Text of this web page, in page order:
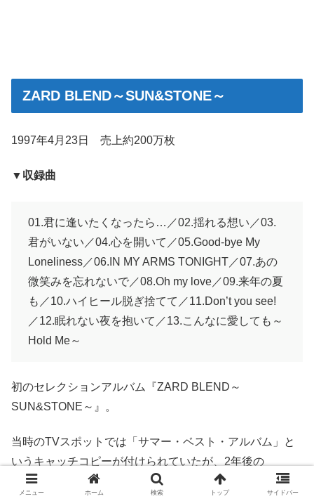
ZARD BLEND～SUN&STONE～
1997年4月23日 売上約200万枚
▼収録曲
01.君に逢いたくなったら…／02.揺れる想い／03.
君がいない／04.心を開いて／05.Good-bye My
Loneliness／06.IN MY ARMS TONIGHT／07.あの
微笑みを忘れないで／08.Oh my love／09.来年の夏
も／10.ハイヒール脱ぎ捨てて／11.Don’t you see!
／12.眠れない夜を抱いて／13.こんなに愛しても～
Hold Me～
初のセレクションアルバム『ZARD BLEND～
SUN&STONE～』。
当時のTVスポットでは「サマー・ベスト・アルバム」と
いうキャッチコピーが付けられていたが、2年後の
『ZARD BEST The Single Collection～軌跡～』が初の公
メニュー ホーム 検索 トップ サイドバー